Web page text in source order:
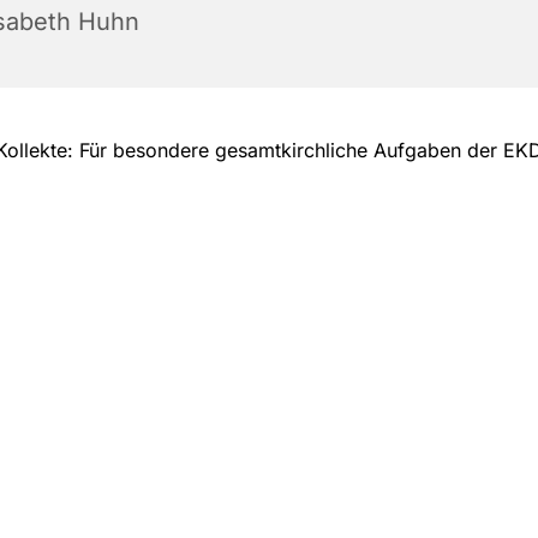
Huhn
Für besondere gesamtkirchliche Aufgaben der